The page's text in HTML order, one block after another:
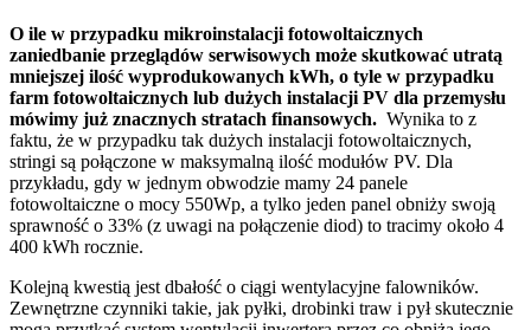
O ile w przypadku mikroinstalacji fotowoltaicznych
zaniedbanie przeglądów serwisowych może skutkować utratą
mniejszej ilość wyprodukowanych kWh, o tyle w przypadku
farm fotowoltaicznych lub dużych instalacji PV dla przemysłu
mówimy już znacznych stratach finansowych. Wynika to z
faktu, że w przypadku tak dużych instalacji fotowoltaicznych,
stringi są połączone w maksymalną ilość modułów PV. Dla
przykładu, gdy w jednym obwodzie mamy 24 panele
fotowoltaiczne o mocy 550Wp, a tylko jeden panel obniży swoją
sprawność o 33% (z uwagi na połączenie diod) to tracimy około 4
400 kWh rocznie.
Kolejną kwestią jest dbałość o ciągi wentylacyjne falowników.
Zewnętrzne czynniki takie, jak pyłki, drobinki traw i pył skutecznie